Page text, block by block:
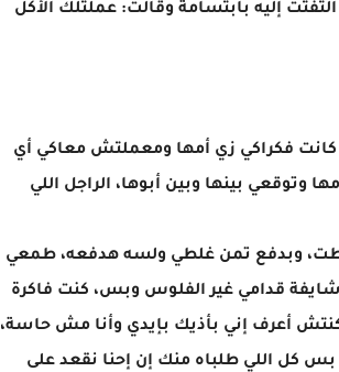
إليه بابتسامة وقالت: عملتلك الأكل
كانت فكراكي زي أمها ومعملتش معاكي أي
وتوقعي بينها وبين أبوها، الراجل اللي
وبدفع تمن غلطي ولسه هدفعه، طمعي
قدامي غير الفلوس وبس، كنت فاكرة
أعرف إني بأذيك بإيدي وأنا مش حاسة،
كل اللي طلباه منك إن إحنا نقعد على